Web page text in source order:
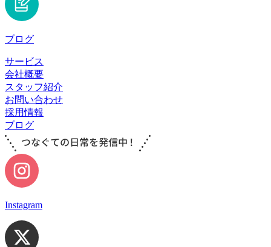
ブログ
サービス
会社概要
スタッフ紹介
お問い合わせ
採用情報
ブログ
Instagram